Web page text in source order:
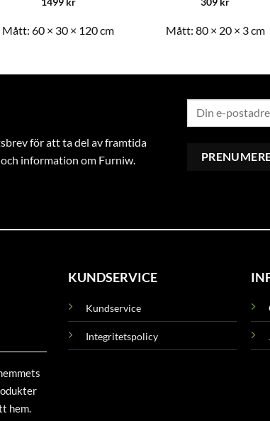
Mått:60 × 30 × 120 cm Mått: 80 × 20 × 3 cm
för att ta del av framtida
information om Furniw.
hem.
KUNDSERVICE
Kundservice
Integritetspolicy